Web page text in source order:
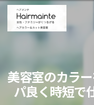
美容室のカラ
パ良く時短で